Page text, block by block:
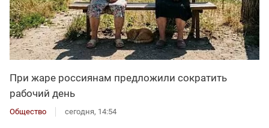
При жаре россиянам предложили сократить
рабочий день
Общество сегодня, 14:54